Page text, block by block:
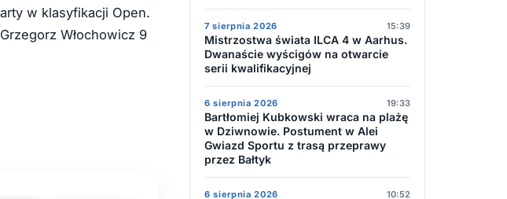
w klasyfikacji Open.
Włochowicz 9
7 sierpnia 2026 15:39
Mistrzostwa świata ILCA 4 w Aarhus.
Dwanaście wyścigów na otwarcie
serii kwalifikacyjnej
6 sierpnia 2026 19:33
Bartłomiej Kubkowski wraca na plażę
w Dziwnowie. Postument w Alei
Gwiazd Sportu z trasą przeprawy
przez Bałtyk
6 sierpnia 2026 10:52